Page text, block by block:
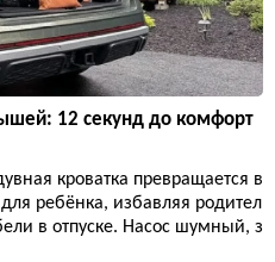
12 секунд до комфорт
кроватка превращается в
ребёнка, избавляя родител
в отпуске. Насос шумный, з